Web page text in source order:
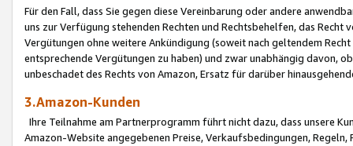
Für den Fall, dass Sie gegen diese Vereinbarung oder andere
uns zur Verfügung stehenden Rechten und Rechtsbehelfen, das
Vergütungen ohne weitere Ankündigung (soweit nach geltendem
entsprechende Vergütungen zu haben) und zwar unabhängig davon,
unbeschadet des Rechts von Amazon, Ersatz für darüber
3.Amazon-Kunden
Ihre Teilnahme am Partnerprogramm führt nicht dazu, dass unsere
Amazon-Website angegebenen Preise, Verkaufsbedingungen,